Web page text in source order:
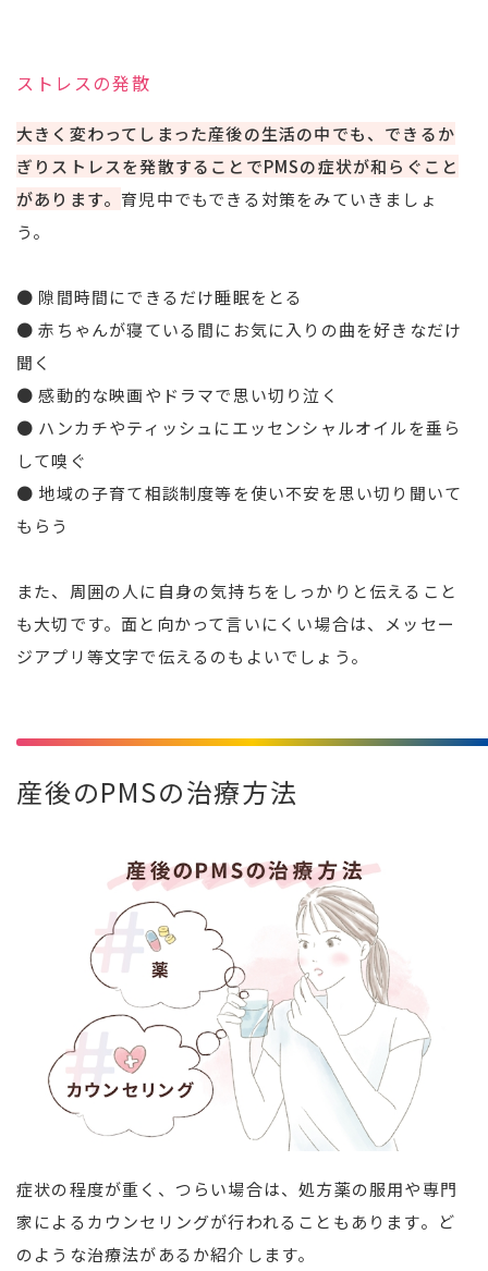
ストレスの発散
大きく変わってしまった産後の生活の中でも、できるか
ぎりストレスを発散することでPMSの症状が和らぐこと
があります。 育児中でもできる対策をみていきましょ
う。
● 隙間時間にできるだけ睡眠をとる
● 赤ちゃんが寝ている間にお気に入りの曲を好きなだけ
聞く
● 感動的な映画やドラマで思い切り泣く
● ハンカチやティッシュにエッセンシャルオイルを垂ら
して嗅ぐ
● 地域の子育て相談制度等を使い不安を思い切り聞いて
もらう
また、周囲の人に自身の気持ちをしっかりと伝えること
も大切です。面と向かって言いにくい場合は、メッセー
ジアプリ等文字で伝えるのもよいでしょう。
産後のPMSの治療方法
症状の程度が重く、つらい場合は、処方薬の服用や専門
家によるカウンセリングが行われることもあります。ど
のような治療法があるか紹介します。